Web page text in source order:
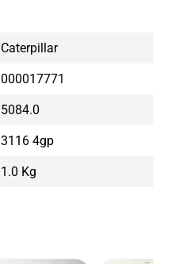
Caterpillar
000017771
5084.0
3116 4gp
1.0 Kg